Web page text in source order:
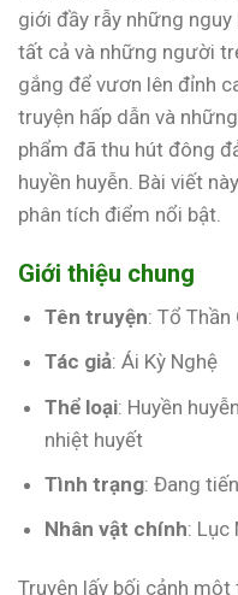
giới đầy rẫy những
tất cả và những người
gắng để vươn lên đỉnh
truyện hấp dẫn và
phẩm đã thu hút đông
huyền huyễn. Bài viết
phân tích điểm nổi bật.
Giới thiệu chung
Tên truyện: Tổ Thần
Tác giả: Ái Kỳ Nghệ
Thể loại: Huyền
nhiệt huyết
Tình trạng: Đang
Nhân vật chính: Lục
Truyện lấy bối cảnh